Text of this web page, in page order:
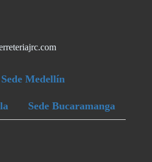
Sede Medellín
Sede Bucaramanga